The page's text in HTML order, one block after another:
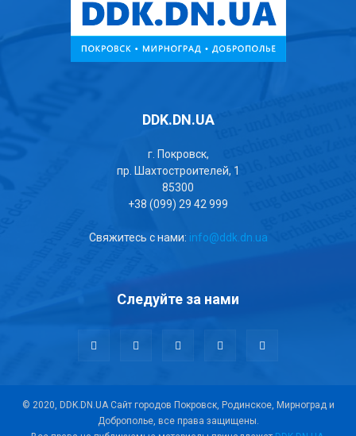
DDK.DN.UA
г. Покровск,
пр. Шахтостроителей, 1
85300
+38 (099) 29 42 999
Свяжитесь с нами: info@ddk.dn.ua
Следуйте за нами
© 2020, DDK.DN.UA Сайт городов Покровск, Родинское, Мирноград и
Доброполье, все права защищены.